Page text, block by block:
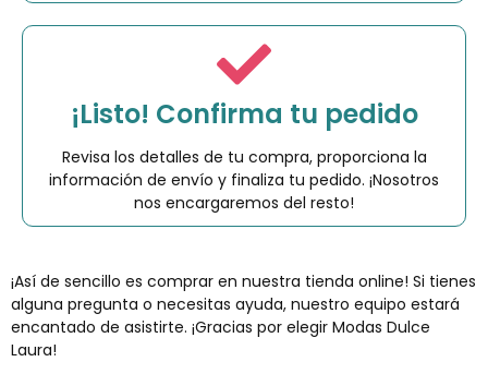
¡Listo! Confirma tu pedido
Revisa los detalles de tu compra, proporciona la
información de envío y finaliza tu pedido. ¡Nosotros
nos encargaremos del resto!
¡Así de sencillo es comprar en nuestra tienda online! Si tienes
alguna pregunta o necesitas ayuda, nuestro equipo estará
encantado de asistirte. ¡Gracias por elegir Modas Dulce
Laura!